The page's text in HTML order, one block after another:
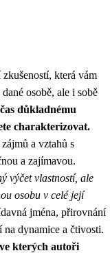
která vám
osobě, ale i sobě
důkladnému
charakterizovat.
a vztahů s
a zajímavou.
výčet vlastností, ale
osobu v celé její
jména, přirovnání
na dynamice a čtivosti.
kterých autoři